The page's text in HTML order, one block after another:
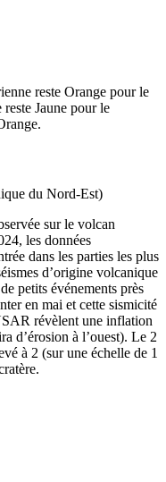
reste Orange pour le
Jaune pour le
du Nord-Est)
sur le volcan
les données
dans les parties les plus
d’origine volcanique
petits événements près
en mai et cette sismicité
révèlent une inflation
d’érosion à l’ouest). Le 2
à 2 (sur une échelle de 1